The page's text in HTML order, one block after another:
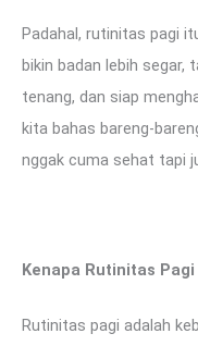
Padahal, rutinitas pagi
bikin badan lebih segar,
tenang, dan siap
kita bahas bareng-
nggak cuma sehat tapi
Kenapa Rutinitas
Rutinitas pagi adalah